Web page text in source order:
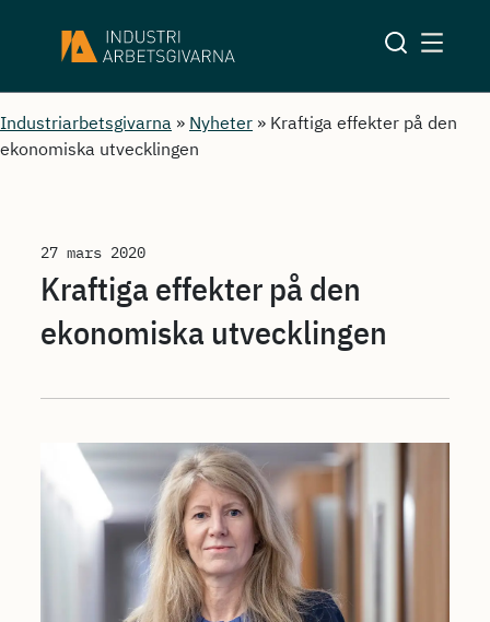
Industriarbetsgivarna » Nyheter » Kraftiga effekter på den
ekonomiska utvecklingen
27 mars 2020
Kraftiga effekter på den
ekonomiska utvecklingen